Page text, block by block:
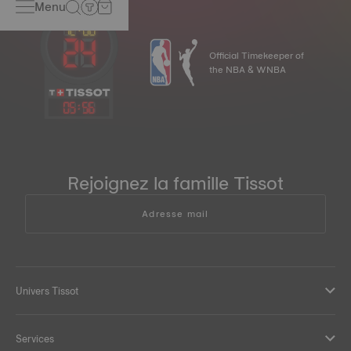
Menu
05:56
Official Timekeeper of
the NBA & WNBA
Rejoignez la famille Tissot
Adresse mail
Univers Tissot
Services